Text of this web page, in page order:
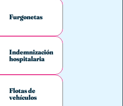
Furgonetas
Indemnización
hospitalaria
Flotas de
vehículos